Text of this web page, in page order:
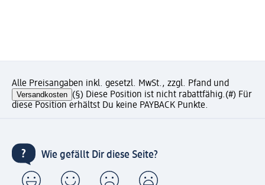
Alle Preisangaben inkl. gesetzl. MwSt., zzgl. Pfand und
Versandkosten (§) Diese Position ist nicht rabattfähig.(#) Für
diese Position erhältst Du keine PAYBACK Punkte.
Wie gefällt Dir diese Seite?